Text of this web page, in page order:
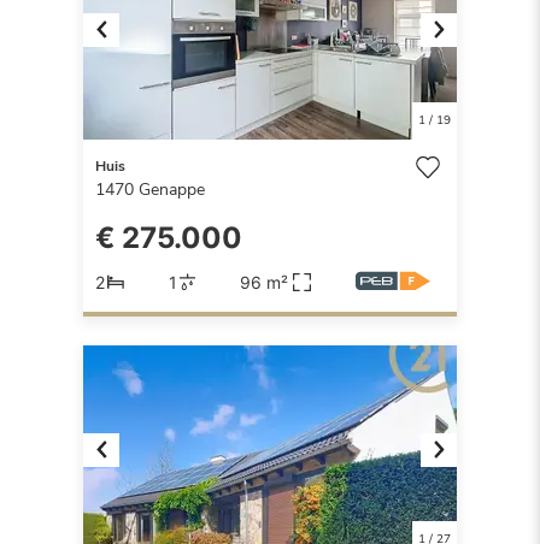
Previous Next
1/ 19
Huis
1470 Genappe
€ 275.000
2 1 96 m²
Previous Next
1/ 27